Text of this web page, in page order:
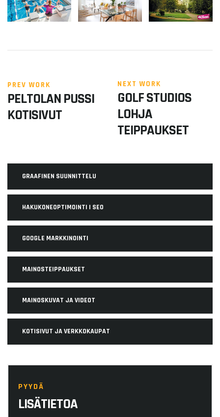
PREV WORK
PELTOLAN PUSSI
KOTISIVUT
NEXT WORK
GOLF STUDIOS
LOHJA
TEIPPAUKSET
GRAAFINEN SUUNNITTELU
HAKUKONEOPTIMOINTI | SEO
GOOGLE MARKKINOINTI
MAINOSTEIPPAUKSET
MAINOSKUVAT JA VIDEOT
KOTISIVUT JA VERKKOKAUPAT
PYYDÄ
LISÄTIETOA